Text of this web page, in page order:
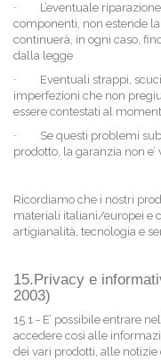
·
L’eventuale
componenti, non estende
continuerà, in ogni caso,
dalla legge
·
Eventuali strappi,
imperfezioni che non
essere contestati al
·
Se questi problemi
prodotto, la garanzia non e’
Ricordiamo che i nostri
materiali italiani/europei e
artigianalità, tecnologia e
15.Privacy e
2003)
15.1 - E’ possibile entrare
accedere così alle
dei vari prodotti, alle notizie